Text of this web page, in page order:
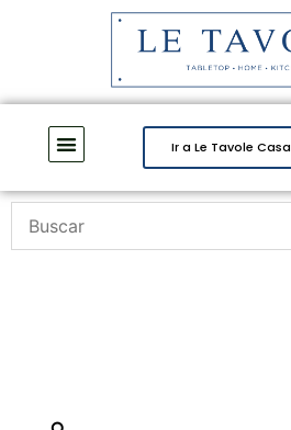
Ir a Le Tavole Casa